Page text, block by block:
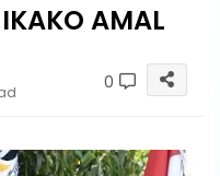
AMAL
0